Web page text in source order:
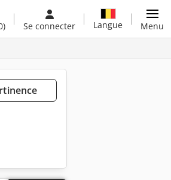
Se connecter Langue Menu